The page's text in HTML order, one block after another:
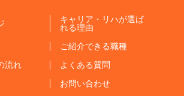
キャリア・リハが選ば
れる理由
ご紹介できる職種
流れ
よくある質問
お問い合わせ